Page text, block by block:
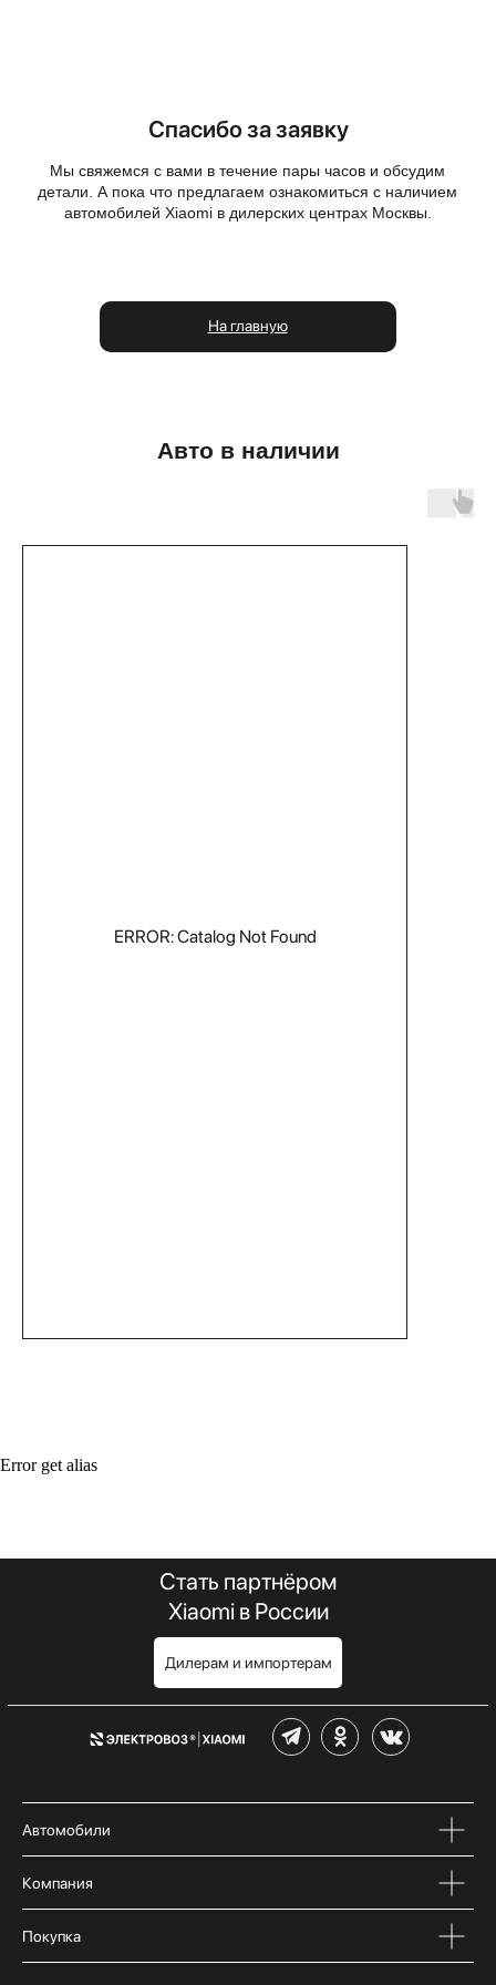
Спасибо за заявку
Мы свяжемся с вами в течение пары часов и обсудим
детали. А пока что предлагаем ознакомиться с наличием
автомобилей Xiaomi в дилерских центрах Москвы.
На главную
Авто в наличии
ERROR: Catalog Not Found
Error get alias
Дилерам и импортерам
Стать партнёром
Xiaomi в России
Автомобили
Компания
Покупка